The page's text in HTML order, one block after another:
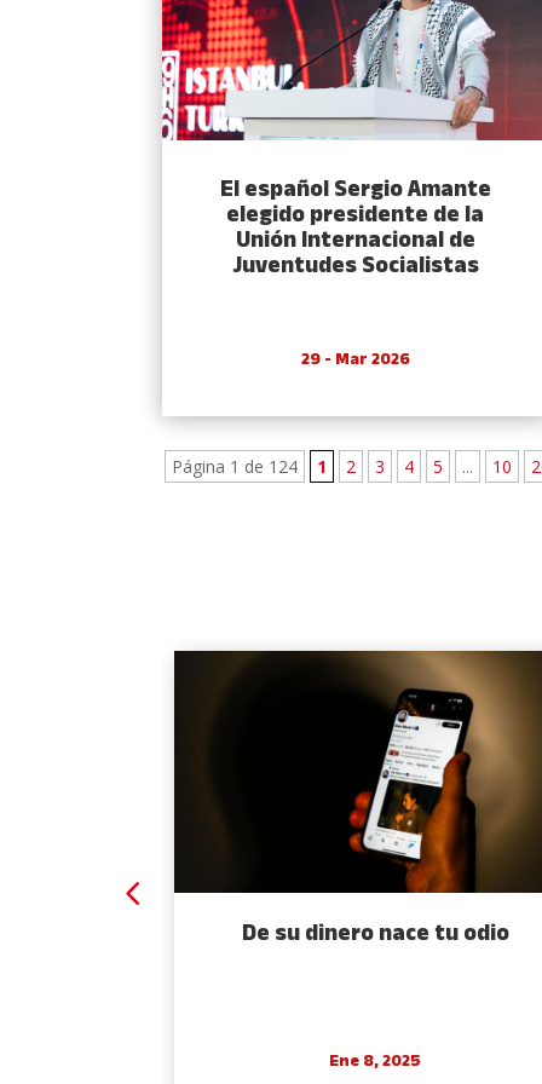
El español Sergio Amante
elegido presidente de la
Unión Internacional de
Juventudes Socialistas
29 - Mar 2026
Página 1 de 124 1 2 3 4 5 ... 10
De su dinero nace tu odio
Ene 8, 2025